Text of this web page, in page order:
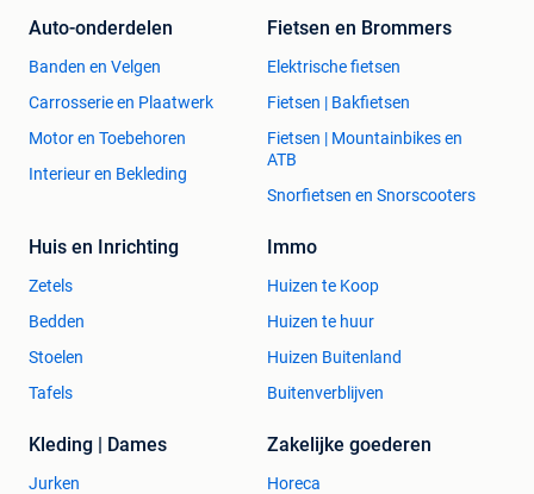
Auto-onderdelen
Banden en Velgen
Carrosserie en Plaatwerk
Motor en Toebehoren
Interieur en Bekleding
Fietsen en Brommers
Elektrische fietsen
Fietsen | Bakfietsen
Fietsen | Mountainbikes en
ATB
Snorfietsen en Snorscooters
Huis en Inrichting
Zetels
Bedden
Stoelen
Tafels
Immo
Huizen te Koop
Huizen te huur
Huizen Buitenland
Buitenverblijven
Kleding | Dames
Jurken
Zakelijke goederen
Horeca